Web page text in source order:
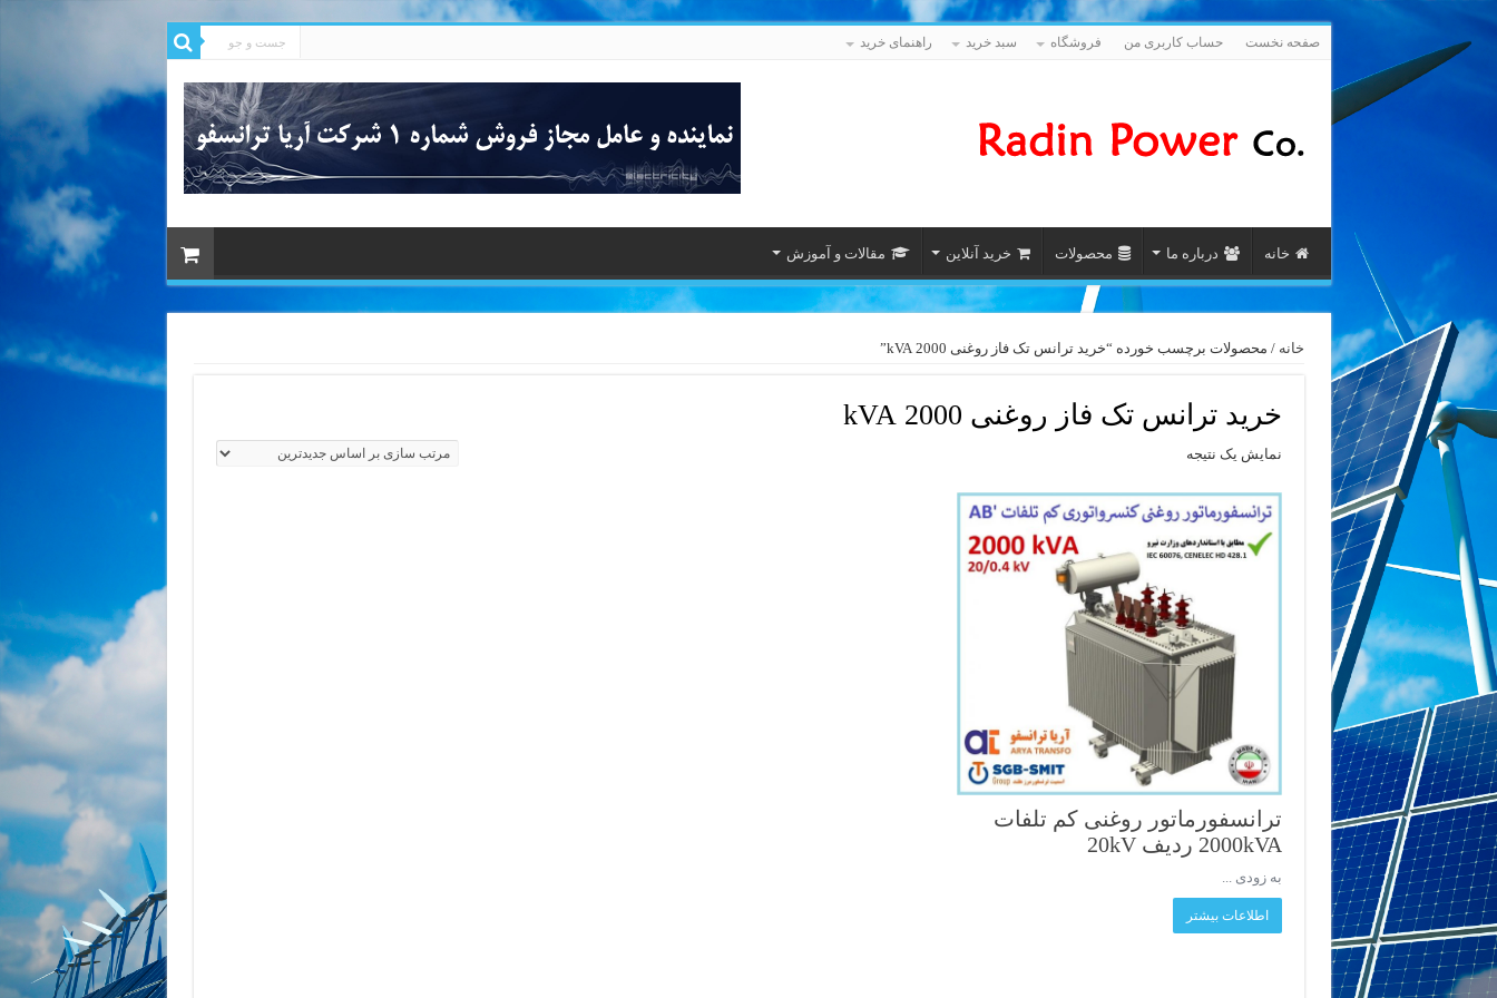
صفحه نخست حساب کاربری من فروشگاه سبد خرید راهنمای خرید
خانه درباره ما محصولات خرید آنلاین مقالات و آموزش
خانه / محصولات برچسب خورده “خرید ترانس تک فاز روغنی 2000 kVA”
خرید ترانس تک فاز روغنی 2000 kVA
نمایش یک نتیجه
ترانسفورماتور روغنی کم تلفات
2000kVA ردیف 20kV
به زودی ...
اطلاعات بیشتر